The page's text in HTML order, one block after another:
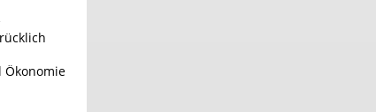
Ökonomie